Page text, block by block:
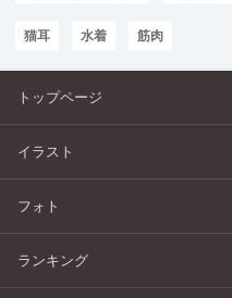
猫耳 水着 筋肉
トップページ
イラスト
フォト
ランキング